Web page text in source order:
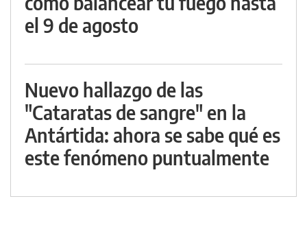
el 9 de agosto
Nuevo hallazgo de las
"Cataratas de sangre" en la
Antártida: ahora se sabe qué es
este fenómeno puntualmente